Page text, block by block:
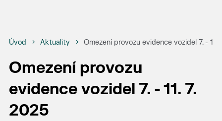
Úvod Aktuality Omezení provozu evidence vozidel 7. - 11.
Omezení provozu
evidence vozidel 7. - 11. 7.
2025